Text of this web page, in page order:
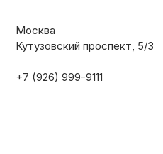
Москва
Кутузовский проспект, 5/3
+7 (926) 999-9111